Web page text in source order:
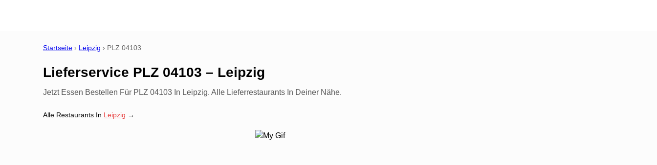
Startseite › Leipzig › PLZ 04103
Lieferservice PLZ 04103 – Leipzig
Jetzt Essen Bestellen Für PLZ 04103 In Leipzig. Alle Lieferrestaurants In Deiner Nähe.
Alle Restaurants In Leipzig →